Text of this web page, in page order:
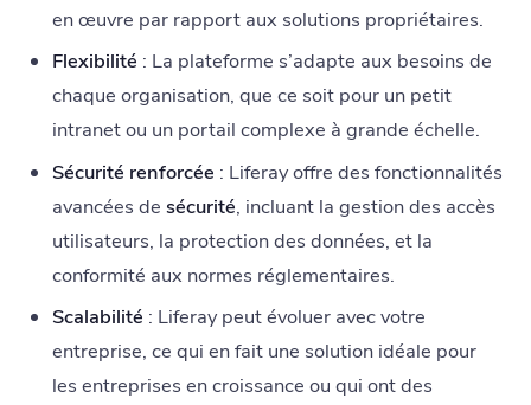
en œuvre par rapport aux solutions propriétaires.
Flexibilité : La plateforme s’adapte aux besoins de
chaque organisation, que ce soit pour un petit
intranet ou un portail complexe à grande échelle.
Sécurité renforcée : Liferay offre des fonctionnalités
avancées de sécurité, incluant la gestion des accès
utilisateurs, la protection des données, et la
conformité aux normes réglementaires.
Scalabilité : Liferay peut évoluer avec votre
entreprise, ce qui en fait une solution idéale pour
les entreprises en croissance ou qui ont des